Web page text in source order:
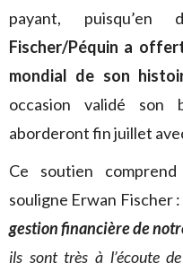
payant, puisqu’en
Fischer/Péquin a
mondial de son
occasion validé son
aborderont fin juillet
Ce soutien
souligne Erwan Fischer :
gestion financière de
ils sont très à l’écoute